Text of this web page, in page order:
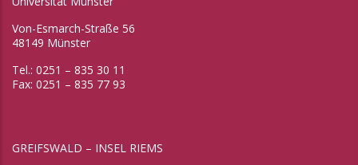
Von-Esmarch-Straße 56
48149 Münster
Tel.: 0251 – 835 30 11
Fax: 0251 – 835 77 93
GREIFSWALD – INSEL RIEMS